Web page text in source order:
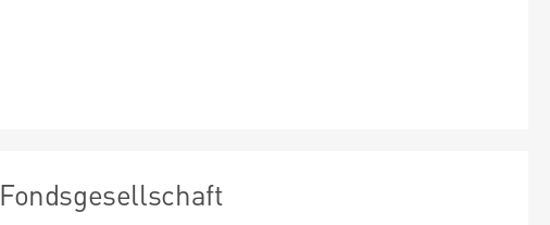
Fondsgesellschaft